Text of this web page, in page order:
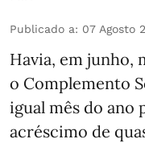
Publicado a: 07 Agosto
Havia, em junho,
o Complemento
igual mês do ano
acréscimo de